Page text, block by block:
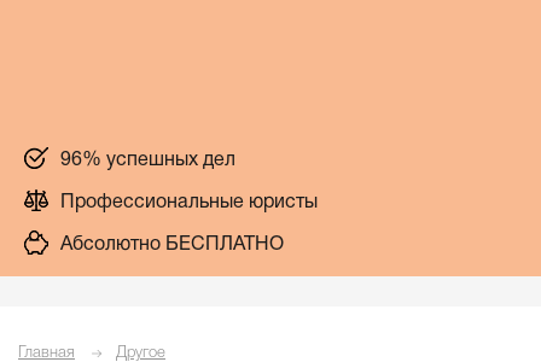
96% успешных дел
Профессиональные юристы
Абсолютно БЕСПЛАТНО
Главная
Другое